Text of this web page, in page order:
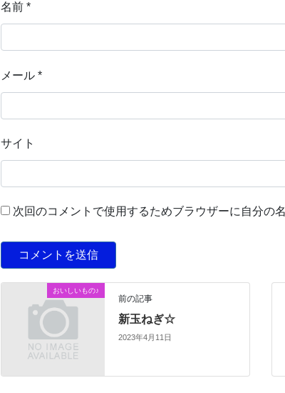
名前 *
メール *
サイト
次回のコメントで使用するためブラウザーに自分の
おいしいもの♪
前の記事
新玉ねぎ☆
2023年4月11日